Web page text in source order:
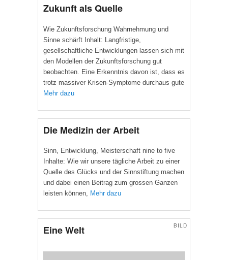
Zukunft als Quelle
Wie Zukunftsforschung Wahrnehmung und
Sinne schärft Inhalt: Langfristige,
gesellschaftliche Entwicklungen lassen sich mit
den Modellen der Zukunftsforschung gut
beobachten. Eine Erkenntnis davon ist, dass es
trotz massiver Krisen-Symptome durchaus gute
Mehr dazu
Die Medizin der Arbeit
Sinn, Entwicklung, Meisterschaft nine to five
Inhalte: Wie wir unsere tägliche Arbeit zu einer
Quelle des Glücks und der Sinnstiftung machen
und dabei einen Beitrag zum grossen Ganzen
leisten können, Mehr dazu
Eine Welt BILD